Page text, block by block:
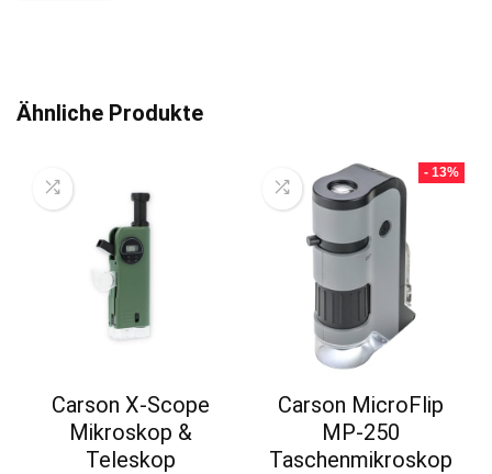
t
Ähnliche Produkte
Carson X-Scope
Mikroskop &
Teleskop
- 13%
Carson MicroFlip
MP-250
Taschenmikroskop